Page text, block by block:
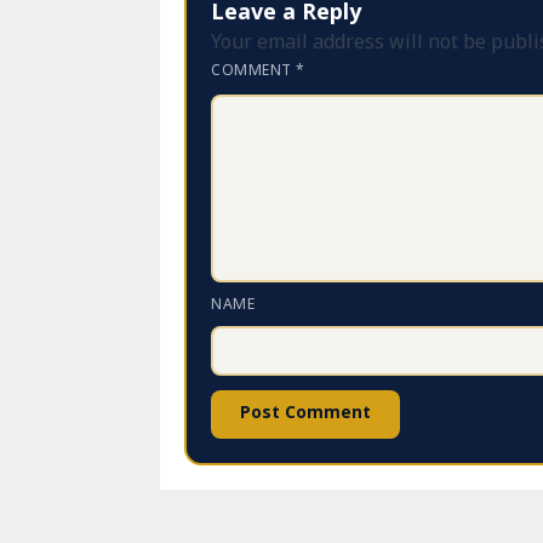
Leave a Reply
Your email address will not be
COMMENT *
NAME